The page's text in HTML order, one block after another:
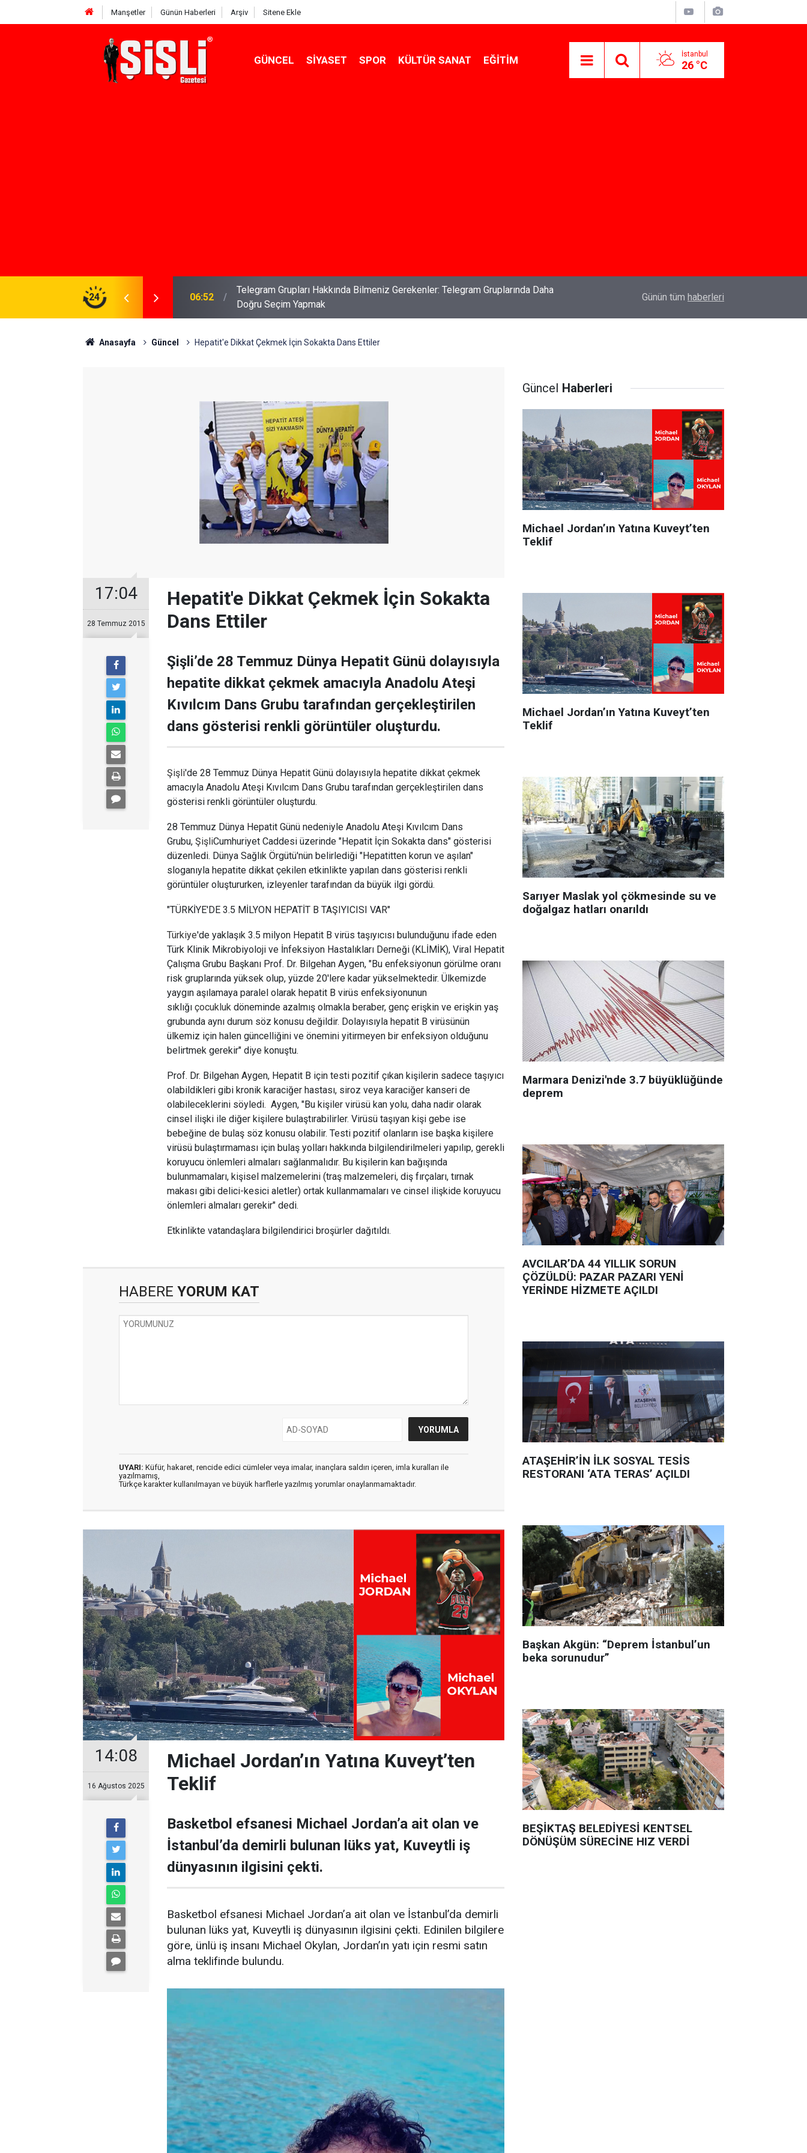
Manşetler Günün Haberleri Arşiv Sitene Ekle
GÜNCEL SIYASET SPOR KÜLTÜR SANAT EĞITIM İstanbul
26 °C
24
Gerekenler: Telegram Gruplarında Daha
04:43 İş Davaları: Haklarınızı Bilmek ve Koruma Altına Almak Özlem Drahyalı Kimdir, Nereli ve Kaç
Günün tüm haberleri
Anasayfa Güncel Hepatit'e Dikkat Çekmek İçin Sokakta Dans Ettiler
17:04
28 Temmuz 2015
Hepatit'e Dikkat Çekmek İçin Sokakta
Dans Ettiler
Şişli’de 28 Temmuz Dünya Hepatit Günü dolayısıyla
hepatite dikkat çekmek amacıyla Anadolu Ateşi
Kıvılcım Dans Grubu tarafından gerçekleştirilen
dans gösterisi renkli görüntüler oluşturdu.
Şişli'de 28 Temmuz Dünya Hepatit Günü dolayısıyla hepatite dikkat çekmek
amacıyla Anadolu Ateşi Kıvılcım Dans Grubu tarafından gerçekleştirilen dans
gösterisi renkli görüntüler oluşturdu.
28 Temmuz Dünya Hepatit Günü nedeniyle Anadolu Ateşi Kıvılcım Dans
Grubu, ŞişliCumhuriyet Caddesi üzerinde "Hepatit İçin Sokakta dans" gösterisi
düzenledi. Dünya Sağlık Örgütü'nün belirlediği "Hepatitten korun ve aşılan"
sloganıyla hepatite dikkat çekilen etkinlikte yapılan dans gösterisi renkli
görüntüler oluştururken, izleyenler tarafından da büyük ilgi gördü.
"TÜRKİYE'DE 3.5 MİLYON HEPATİT B TAŞIYICISI VAR"
Türkiye'de yaklaşık 3.5 milyon Hepatit B virüs taşıyıcısı bulunduğunu ifade eden
Türk Klinik Mikrobiyoloji ve İnfeksiyon Hastalıkları Derneği (KLİMİK), Viral Hepatit
Çalışma Grubu Başkanı Prof. Dr. Bilgehan Aygen, "Bu enfeksiyonun görülme oranı
risk gruplarında yüksek olup, yüzde 20'lere kadar yükselmektedir. Ülkemizde
yaygın aşılamaya paralel olarak hepatit B virüs enfeksiyonunun
sıklığı çocukluk döneminde azalmış olmakla beraber, genç erişkin ve erişkin yaş
grubunda aynı durum söz konusu değildir. Dolayısıyla hepatit B virüsünün
ülkemiz için halen güncelliğini ve önemini yitirmeyen bir enfeksiyon olduğunu
belirtmek gerekir" diye konuştu.
Prof. Dr. Bilgehan Aygen, Hepatit B için testi pozitif çıkan kişilerin sadece taşıyıcı
olabildikleri gibi kronik karaciğer hastası, siroz veya karaciğer kanseri de
olabileceklerini söyledi. Aygen, "Bu kişiler virüsü kan yolu, daha nadir olarak
cinsel ilişki ile diğer kişilere bulaştırabilirler. Virüsü taşıyan kişi gebe ise
bebeğine de bulaş söz konusu olabilir. Testi pozitif olanların ise başka kişilere
virüsü bulaştırmaması için bulaş yolları hakkında bilgilendirilmeleri yapılıp, gerekli
koruyucu önlemleri almaları sağlanmalıdır. Bu kişilerin kan bağışında
bulunmamaları, kişisel malzemelerini (traş malzemeleri, diş fırçaları, tırnak
makası gibi delici-kesici aletler) ortak kullanmamaları ve cinsel ilişkide koruyucu
önlemleri almaları gerekir" dedi.
Etkinlikte vatandaşlara bilgilendirici broşürler dağıtıldı.
HABERE YORUM KAT
UYARI: Küfür, hakaret, rencide edici cümleler veya imalar, inançlara saldırı içeren, imla kuralları ile
yazılmamış,
Türkçe karakter kullanılmayan ve büyük harflerle yazılmış yorumlar onaylanmamaktadır.
14:08
16 Ağustos 2025
Michael Jordan’ın Yatına Kuveyt’ten
Teklif
Basketbol efsanesi Michael Jordan’a ait olan ve
İstanbul’da demirli bulunan lüks yat, Kuveytli iş
dünyasının ilgisini çekti.
Basketbol efsanesi Michael Jordan’a ait olan ve İstanbul’da demirli
bulunan lüks yat, Kuveytli iş dünyasının ilgisini çekti. Edinilen bilgilere
göre, ünlü iş insanı Michael Okylan, Jordan’ın yatı için resmi satın
alma teklifinde bulundu.
Güncel Haberleri
Michael Jordan’ın Yatına Kuveyt’ten
Teklif
Michael Jordan’ın Yatına Kuveyt’ten
Teklif
Sarıyer Maslak yol çökmesinde su ve
doğalgaz hatları onarıldı
Marmara Denizi'nde 3.7 büyüklüğünde
deprem
AVCILAR’DA 44 YILLIK SORUN
ÇÖZÜLDÜ: PAZAR PAZARI YENİ
YERİNDE HİZMETE AÇILDI
ATAŞEHİR’İN İLK SOSYAL TESİS
RESTORANI ‘ATA TERAS’ AÇILDI
Başkan Akgün: “Deprem İstanbul’un
beka sorunudur”
BEŞİKTAŞ BELEDİYESİ KENTSEL
DÖNÜŞÜM SÜRECİNE HIZ VERDİ